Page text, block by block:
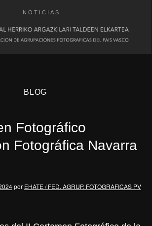
NOTICIAS
BLOG
Fotográfico
Fotográfica Navarra
por EHATE / FED. AGRUP. FOTOGRAFICAS PV